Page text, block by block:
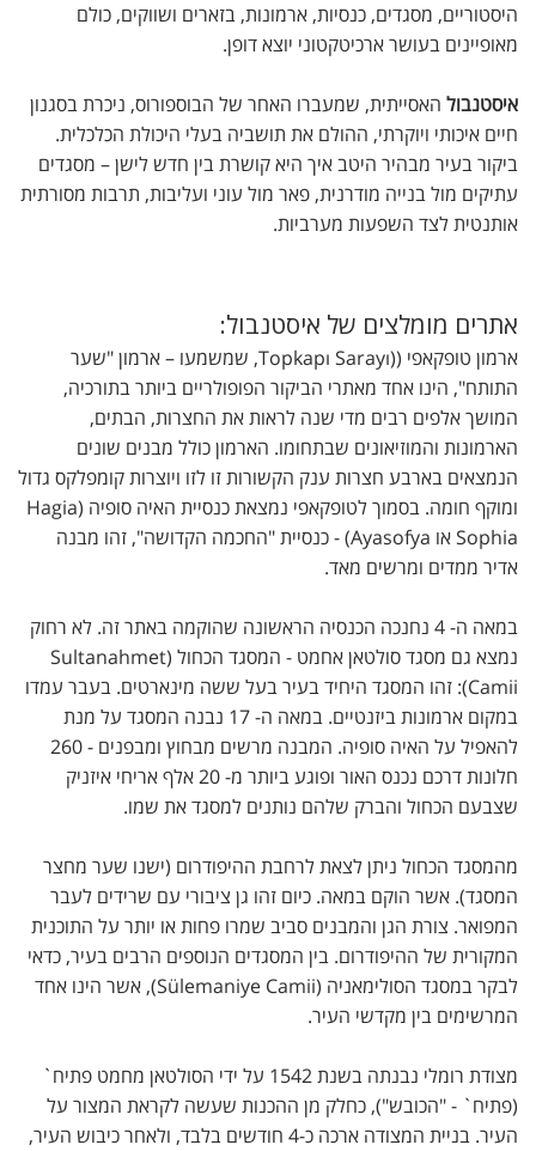
היסטוריים, מסגדים, כנסיות, ארמונות, בזארים ושווקים, כולם
מאופיינים בעושר ארכיטקטוני יוצא דופן.
איסטנבול האסייתית, שמעברו האחר של הבוספורוס, ניכרת בסגנון
חיים איכותי ויוקרתי, ההולם את תושביה בעלי היכולת הכלכלית.
ביקור בעיר מבהיר היטב איך היא קושרת בין חדש לישן – מסגדים
עתיקים מול בנייה מודרנית, פאר מול עוני ועליבות, תרבות מסורתית
אותנטית לצד השפעות מערביות.
אתרים מומלצים של איסטנבול:
ארמון טופקאפי ((Topkapı Sarayı, שמשמעו – ארמון "שער
התותח", הינו אחד מאתרי הביקור הפופולריים ביותר בתורכיה,
המושך אלפים רבים מדי שנה לראות את החצרות, הבתים,
הארמונות והמוזיאונים שבתחומו. הארמון כולל מבנים שונים
הנמצאים בארבע חצרות ענק הקשורות זו לזו ויוצרות קומפלקס גדול
ומוקף חומה. בסמוך לטופקאפי נמצאת כנסיית האיה סופיה (Hagia
Sophia או Ayasofya) - כנסיית "החכמה הקדושה", זהו מבנה
אדיר ממדים ומרשים מאד.
במאה ה- 4 נחנכה הכנסיה הראשונה שהוקמה באתר זה. לא רחוק
נמצא גם מסגד סולטאן אחמט - המסגד הכחול (Sultanahmet
Camii): זהו המסגד היחיד בעיר בעל ששה מינארטים. בעבר עמדו
במקום ארמונות ביזנטיים. במאה ה- 17 נבנה המסגד על מנת
להאפיל על האיה סופיה. המבנה מרשים מבחוץ ומבפנים - 260
חלונות דרכם נכנס האור ופוגע ביותר מ- 20 אלף אריחי איזניק
שצבעם הכחול והברק שלהם נותנים למסגד את שמו.
מהמסגד הכחול ניתן לצאת לרחבת ההיפודרום (ישנו שער מחצר
המסגד). אשר הוקם במאה. כיום זהו גן ציבורי עם שרידים לעבר
המפואר. צורת הגן והמבנים סביב שמרו פחות או יותר על התוכנית
המקורית של ההיפודרום. בין המסגדים הנוספים הרבים בעיר, כדאי
לבקר במסגד הסולימאניה (Sülemaniye Camii), אשר הינו אחד
המרשימים בין מקדשי העיר.
מצודת רומלי נבנתה בשנת 1542 על ידי הסולטאן מחמט פתיח`
(פתיח` - "הכובש"), כחלק מן ההכנות שעשה לקראת המצור על
העיר. בניית המצודה ארכה כ-4 חודשים בלבד, ולאחר כיבוש העיר,